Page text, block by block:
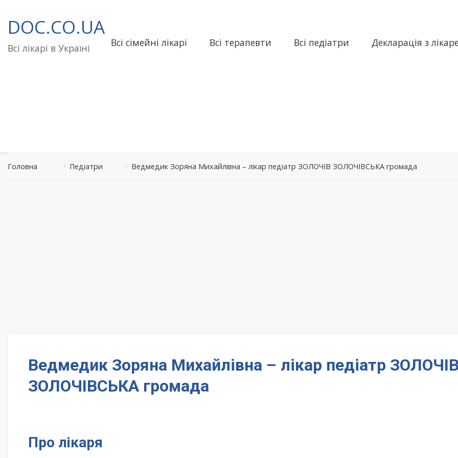
до
вмісту
DOC.CO.UA
Всі лікарі в Україні Всі сімейні лікарі Всі терапевти Всі педіатри Декларація з
Головна / Педіатри / Ведмедик Зоряна Михайлівна – лікар педіатр ЗОЛОЧІВ ЗОЛОЧІВСЬКА громада
Ведмедик Зоряна Михайлівна – лікар педіатр
ЗОЛОЧІВСЬКА громада
Про лікаря